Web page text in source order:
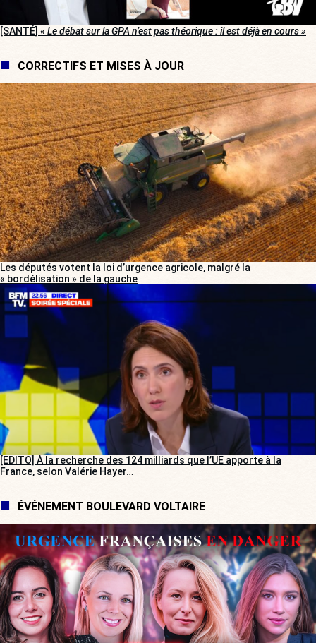
[SANTÉ] « Le débat sur la GPA n’est pas théorique : il est déjà en cours »
CORRECTIFS ET MISES À JOUR
Les députés votent la loi d’urgence agricole, malgré la
« bordélisation » de la gauche
[EDITO] À la recherche des 124 milliards que l’UE apporte à la
France, selon Valérie Hayer…
ÉVÉNEMENT BOULEVARD VOLTAIRE